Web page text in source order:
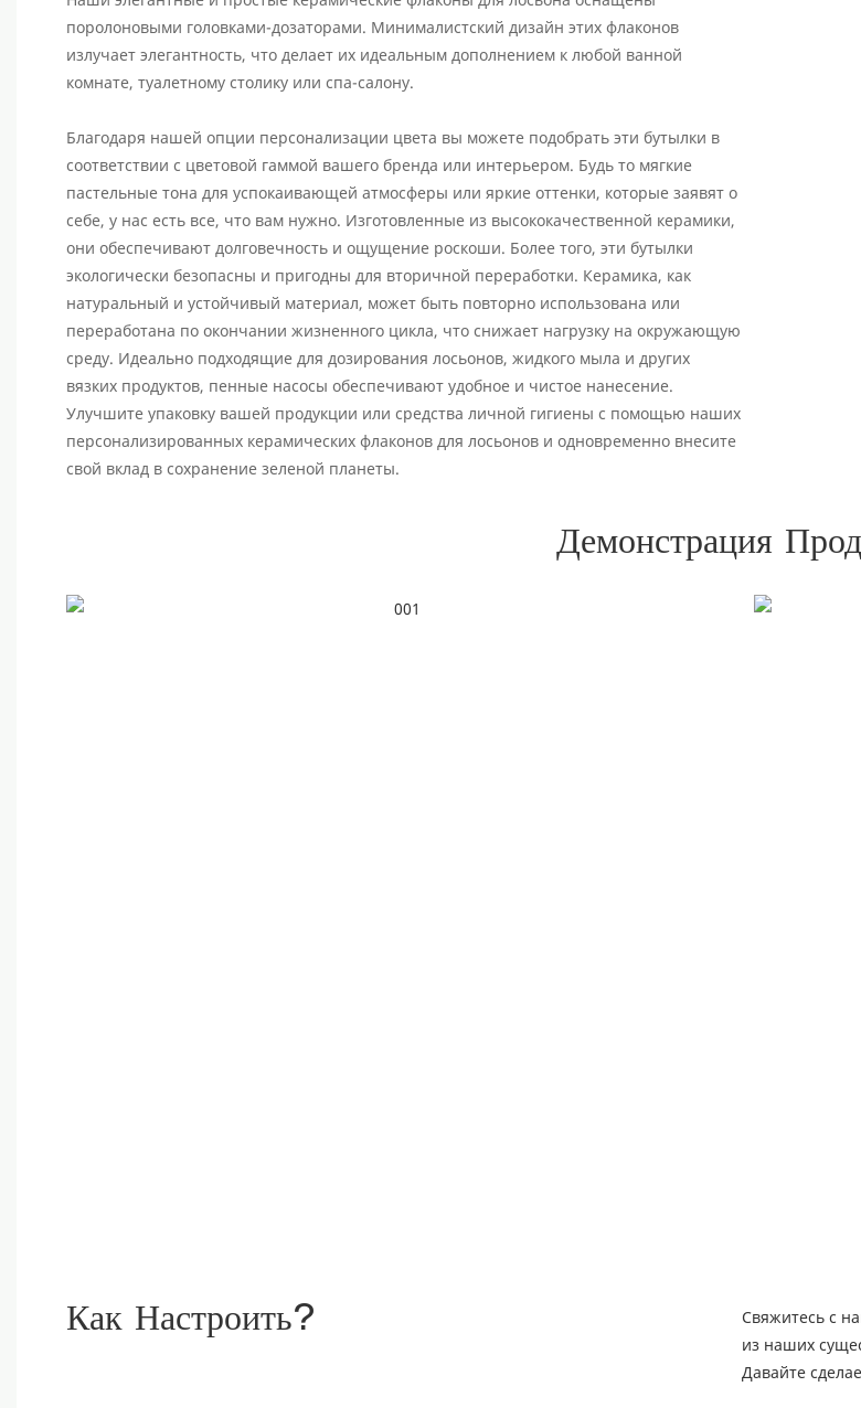
поролоновыми головками-дозаторами. Минималистский дизайн этих флаконов
излучает элегантность, что делает их идеальным дополнением к любой ванной
комнате, туалетному столику или спа-салону.
Благодаря нашей опции персонализации цвета вы можете подобрать эти бутылки в
соответствии с цветовой гаммой вашего бренда или интерьером. Будь то мягкие
пастельные тона для успокаивающей атмосферы или яркие оттенки, которые заявят о
себе, у нас есть все, что вам нужно. Изготовленные из высококачественной керамики,
они обеспечивают долговечность и ощущение роскоши. Более того, эти бутылки
экологически безопасны и пригодны для вторичной переработки. Керамика, как
натуральный и устойчивый материал, может быть повторно использована или
переработана по окончании жизненного цикла, что снижает нагрузку на окружающую
среду. Идеально подходящие для дозирования лосьонов, жидкого мыла и других
вязких продуктов, пенные насосы обеспечивают удобное и чистое нанесение.
Улучшите упаковку вашей продукции или средства личной гигиены с помощью наших
персонализированных керамических флаконов для лосьонов и одновременно внесите
свой вклад в сохранение зеленой планеты.
Демонстрация
Как Настроить?
Свяжитесь с
из наших
Давайте